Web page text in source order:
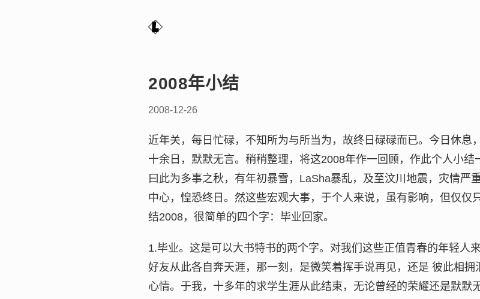
2008年小结
2008-12-26
近年关，每日忙碌，不知所为与所当为，故终日碌碌而已。今日休息
十余日，默默无言。稍稍整理，将这2008年作一回顾，作此个人小结
曰此为多事之秋，有年初暴雪，LaSha暴乱，及至汶川地震，灾情严
中心，惶恐终日。然这些宏观大事，于个人来说，虽有影响，但仅仅
结2008，很简单的四个字：毕业回家。
1.毕业。这是可以大书特书的两个字。对我们这些正值青春的年轻人
好友从此各自奔天涯，那一刻，是微笑着挥手说再见，还是 彼此相
心情。于我，十多年的求学生涯从此结束，无论曾经的荣耀还是默默